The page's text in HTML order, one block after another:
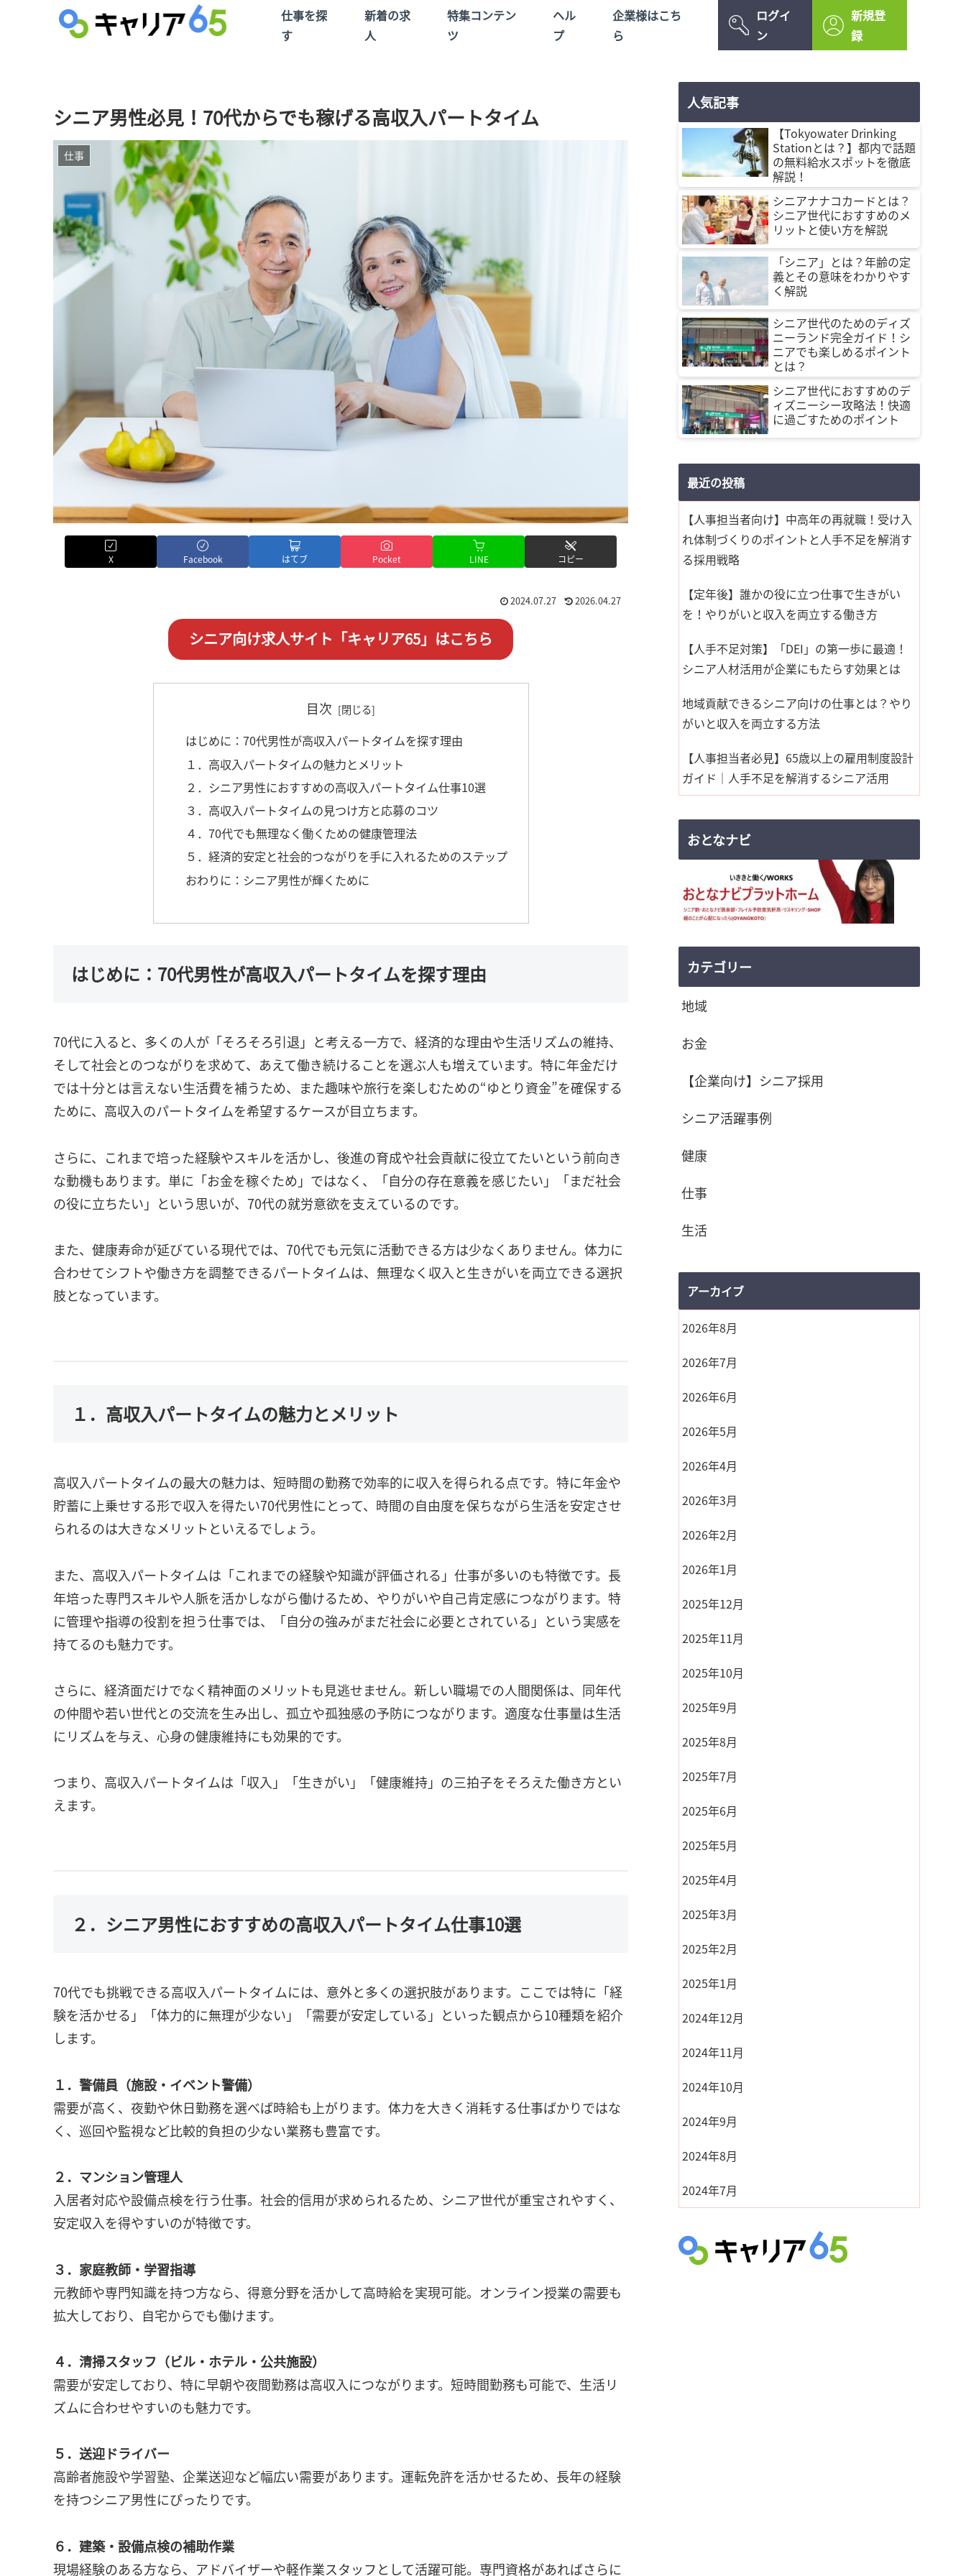
仕事を探
す
新着の求
人
特集コンテン
ツ
ヘル
プ
企業様はこち
ら
ログイ
ン
新規登
録
シニア男性必見！70代からでも稼げる高収入パートタイム
仕事
X Facebook はてブ Pocket LINE コピー
2024.07.27 2026.04.27
シニア向け求人サイト「キャリア65」はこちら
目次
はじめに：70代男性が高収入パートタイムを探す理由
１．高収入パートタイムの魅力とメリット
２．シニア男性におすすめの高収入パートタイム仕事10選
３．高収入パートタイムの見つけ方と応募のコツ
４．70代でも無理なく働くための健康管理法
５．経済的安定と社会的つながりを手に入れるためのステップ
おわりに：シニア男性が輝くために
はじめに：70代男性が高収入パートタイムを探す理由
70代に入ると、多くの人が「そろそろ引退」と考える一方で、経済的な理由や生活リズムの維持、
そして社会とのつながりを求めて、あえて働き続けることを選ぶ人も増えています。特に年金だけ
では十分とは言えない生活費を補うため、また趣味や旅行を楽しむための“ゆとり資金”を確保する
ために、高収入のパートタイムを希望するケースが目立ちます。
さらに、これまで培った経験やスキルを活かし、後進の育成や社会貢献に役立てたいという前向き
な動機もあります。単に「お金を稼ぐため」ではなく、「自分の存在意義を感じたい」「まだ社会
の役に立ちたい」という思いが、70代の就労意欲を支えているのです。
また、健康寿命が延びている現代では、70代でも元気に活動できる方は少なくありません。体力に
合わせてシフトや働き方を調整できるパートタイムは、無理なく収入と生きがいを両立できる選択
肢となっています。
１．高収入パートタイムの魅力とメリット
高収入パートタイムの最大の魅力は、短時間の勤務で効率的に収入を得られる点です。特に年金や
貯蓄に上乗せする形で収入を得たい70代男性にとって、時間の自由度を保ちながら生活を安定させ
られるのは大きなメリットといえるでしょう。
また、高収入パートタイムは「これまでの経験や知識が評価される」仕事が多いのも特徴です。長
年培った専門スキルや人脈を活かしながら働けるため、やりがいや自己肯定感につながります。特
に管理や指導の役割を担う仕事では、「自分の強みがまだ社会に必要とされている」という実感を
持てるのも魅力です。
さらに、経済面だけでなく精神面のメリットも見逃せません。新しい職場での人間関係は、同年代
の仲間や若い世代との交流を生み出し、孤立や孤独感の予防につながります。適度な仕事量は生活
にリズムを与え、心身の健康維持にも効果的です。
つまり、高収入パートタイムは「収入」「生きがい」「健康維持」の三拍子をそろえた働き方とい
えます。
２．シニア男性におすすめの高収入パートタイム仕事10選
70代でも挑戦できる高収入パートタイムには、意外と多くの選択肢があります。ここでは特に「経
験を活かせる」「体力的に無理が少ない」「需要が安定している」といった観点から10種類を紹介
します。
１．警備員（施設・イベント警備）
需要が高く、夜勤や休日勤務を選べば時給も上がります。体力を大きく消耗する仕事ばかりではな
く、巡回や監視など比較的負担の少ない業務も豊富です。
２．マンション管理人
入居者対応や設備点検を行う仕事。社会的信用が求められるため、シニア世代が重宝されやすく、
安定収入を得やすいのが特徴です。
３．家庭教師・学習指導
元教師や専門知識を持つ方なら、得意分野を活かして高時給を実現可能。オンライン授業の需要も
拡大しており、自宅からでも働けます。
４．清掃スタッフ（ビル・ホテル・公共施設）
需要が安定しており、特に早朝や夜間勤務は高収入につながります。短時間勤務も可能で、生活リ
ズムに合わせやすいのも魅力です。
５．送迎ドライバー
高齢者施設や学習塾、企業送迎など幅広い需要があります。運転免許を活かせるため、長年の経験
を持つシニア男性にぴったりです。
６．建築・設備点検の補助作業
現場経験のある方なら、アドバイザーや軽作業スタッフとして活躍可能。専門資格があればさらに
人気記事
【Tokyowater Drinking
Stationとは？】都内で話題
の無料給水スポットを徹底
解説！
シニアナナコカードとは？
シニア世代におすすめのメ
リットと使い方を解説
「シニア」とは？年齢の定
義とその意味をわかりやす
く解説
シニア世代のためのディズ
ニーランド完全ガイド！シ
ニアでも楽しめるポイント
とは？
シニア世代におすすめのデ
ィズニーシー攻略法！快適
に過ごすためのポイント
最近の投稿
【人事担当者向け】中高年の再就職！受け入
れ体制づくりのポイントと人手不足を解消す
る採用戦略
【定年後】誰かの役に立つ仕事で生きがい
を！やりがいと収入を両立する働き方
【人手不足対策】「DEI」の第一歩に最適！
シニア人材活用が企業にもたらす効果とは
地域貢献できるシニア向けの仕事とは？やり
がいと収入を両立する方法
【人事担当者必見】65歳以上の雇用制度設計
ガイド｜人手不足を解消するシニア活用
おとなナビ
カテゴリー
地域
お金
【企業向け】シニア採用
シニア活躍事例
健康
仕事
生活
アーカイブ
2026年8月
2026年7月
2026年6月
2026年5月
2026年4月
2026年3月
2026年2月
2026年1月
2025年12月
2025年11月
2025年10月
2025年9月
2025年8月
2025年7月
2025年6月
2025年5月
2025年4月
2025年3月
2025年2月
2025年1月
2024年12月
2024年11月
2024年10月
2024年9月
2024年8月
2024年7月